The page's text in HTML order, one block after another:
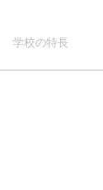
学校の特長